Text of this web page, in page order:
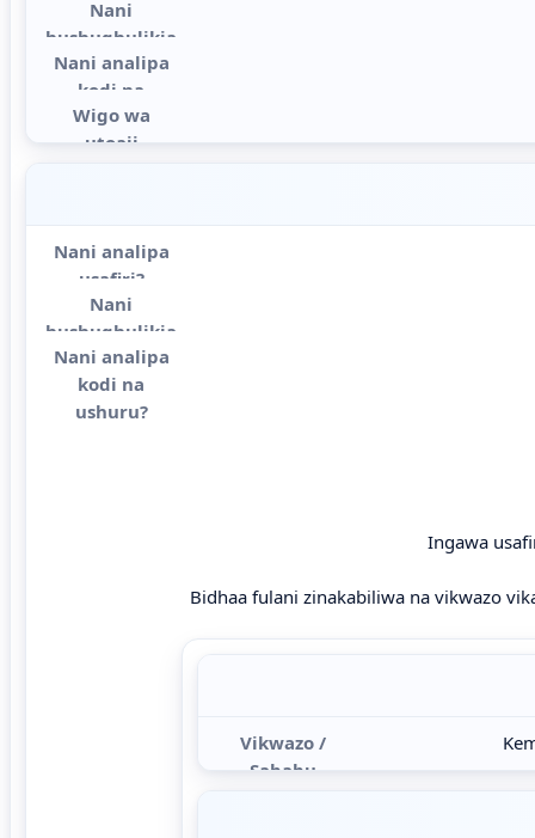
Ingawa
Bidhaa fulani zinakabiliwa na vikwazo